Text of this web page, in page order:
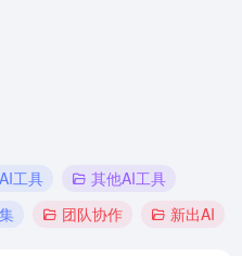
工具
其他AI工具
团队协作 新出AI